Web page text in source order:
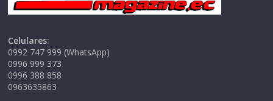
Celulares:
0992 747 999 (WhatsApp)
0996 999 373
0996 388 858
0963635863